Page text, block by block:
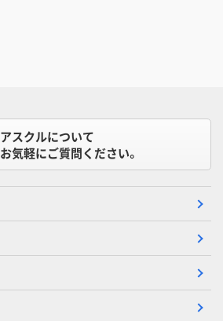
アスクルについて
お気軽にご質問ください。